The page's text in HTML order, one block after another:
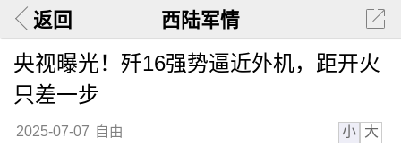
返回 西陆军情
央视曝光！歼16强势逼近外机，距开火
只差一步
2025-07-07 自由 小 大